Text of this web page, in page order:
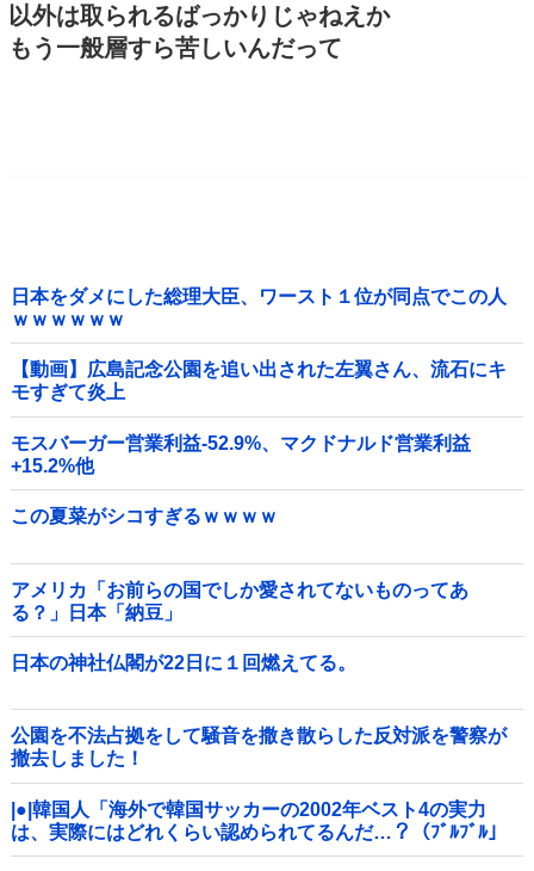
以外は取られるばっかりじゃねえか
もう一般層すら苦しいんだって
日本をダメにした総理大臣、ワースト１位が同点でこの人
ｗｗｗｗｗｗ
【動画】広島記念公園を追い出された左翼さん、流石にキ
モすぎて炎上
モスバーガー営業利益-52.9%、マクドナルド営業利益
+15.2%他
この夏菜がシコすぎるｗｗｗｗ
アメリカ「お前らの国でしか愛されてないものってあ
る？」日本「納豆」
日本の神社仏閣が22日に１回燃えてる。
公園を不法占拠をして騒音を撒き散らした反対派を警察が
撤去しました！
|●|韓国人「海外で韓国サッカーの2002年ベスト4の実力
は、実際にはどれくらい認められてるんだ…？（ﾌﾞﾙﾌﾞﾙ」
＝韓国の反応